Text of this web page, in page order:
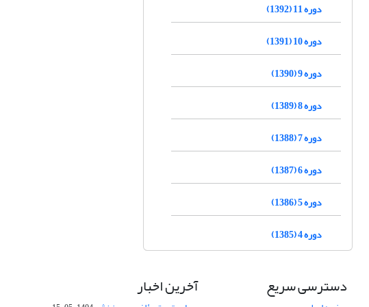
دوره 11 (1392)
دوره 10 (1391)
دوره 9 (1390)
دوره 8 (1389)
دوره 7 (1388)
دوره 6 (1387)
دوره 5 (1386)
دوره 4 (1385)
دسترسی سریع آخرین اخبار